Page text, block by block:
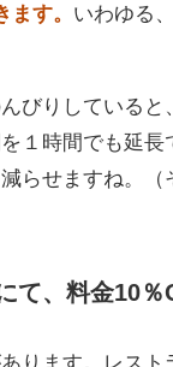
す。 いわゆる
びりしていると
１時間でも延長
らせますね。
て、料金10％
ります。レス